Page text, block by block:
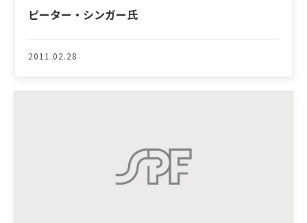
ピーター・シンガー氏
2011.02.28